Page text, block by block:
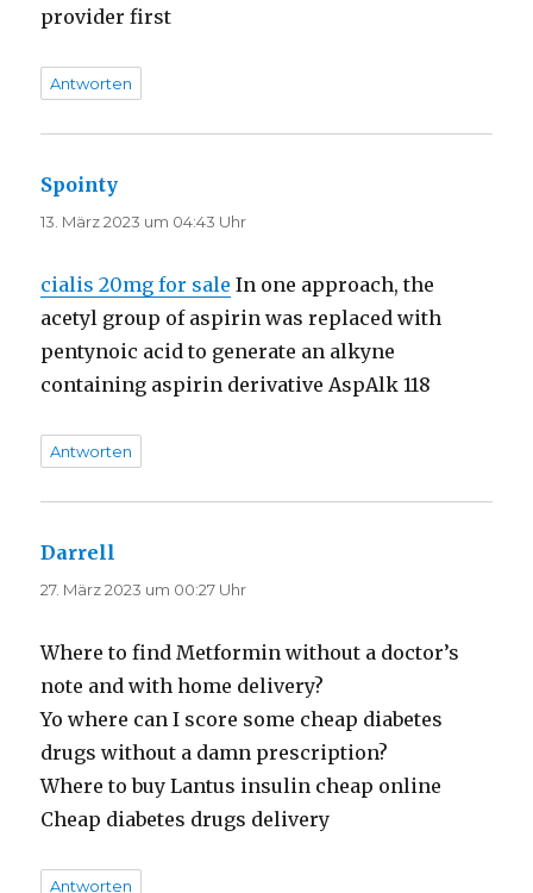
provider first
Antworten
Spointy
13. März 2023 um 04:43 Uhr
cialis 20mg for sale In one approach, the
acetyl group of aspirin was replaced with
pentynoic acid to generate an alkyne
containing aspirin derivative AspAlk 118
Antworten
Darrell
27. März 2023 um 00:27 Uhr
Where to find Metformin without a doctor’s
note and with home delivery?
Yo where can I score some cheap diabetes
drugs without a damn prescription?
Where to buy Lantus insulin cheap online
Cheap diabetes drugs delivery
Antworten